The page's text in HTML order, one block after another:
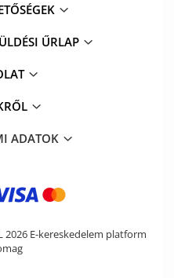
ŰRLAP
ADATOK
2026 E-kereskedelem platform